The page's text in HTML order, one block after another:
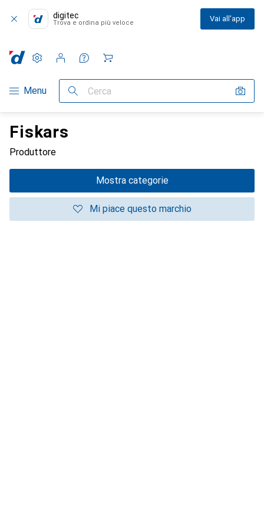
digitec
Trova e ordina più veloce Vai all'app
Categoria Navigazione
Menu Cerca
Impostazioni
Conto cliente
Liste di confronto
Liste dei desideri
Carrello
Fiskars
Produttore
Mostra categorie
Mi piace questo marchio